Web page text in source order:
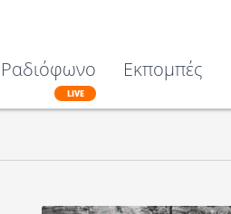
Ραδιόφωνο
LIVE
Εκπομπές